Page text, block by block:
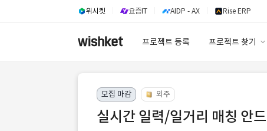
위시켓 요즘IT AIDP - AX Rise ERP
프로젝트 등록 프로젝트 찾기
모집 마감 외주
실시간 일력/일거리 매칭 안